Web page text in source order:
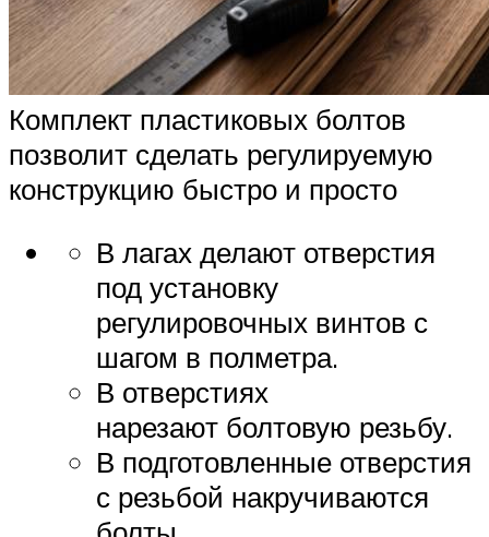
Комплект пластиковых болтов
позволит сделать регулируемую
конструкцию быстро и просто
В лагах делают отверстия
под установку
регулировочных винтов с
шагом в полметра.
В отверстиях
нарезают болтовую резьбу.
В подготовленные отверстия
с резьбой накручиваются